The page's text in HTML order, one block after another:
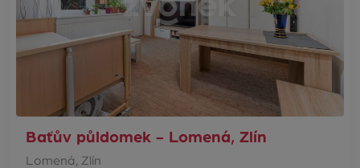
Baťův půldomek - Lomená, Zlín
Lomená, Zlín